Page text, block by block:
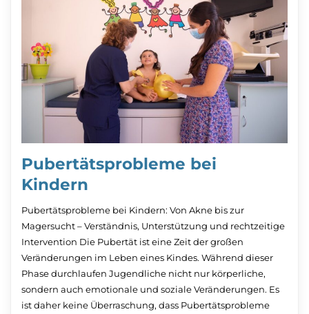
Pubertätsprobleme bei
Kindern
Pubertätsprobleme bei Kindern: Von Akne bis zur
Magersucht – Verständnis, Unterstützung und rechtzeitige
Intervention Die Pubertät ist eine Zeit der großen
Veränderungen im Leben eines Kindes. Während dieser
Phase durchlaufen Jugendliche nicht nur körperliche,
sondern auch emotionale und soziale Veränderungen. Es
ist daher keine Überraschung, dass Pubertätsprobleme